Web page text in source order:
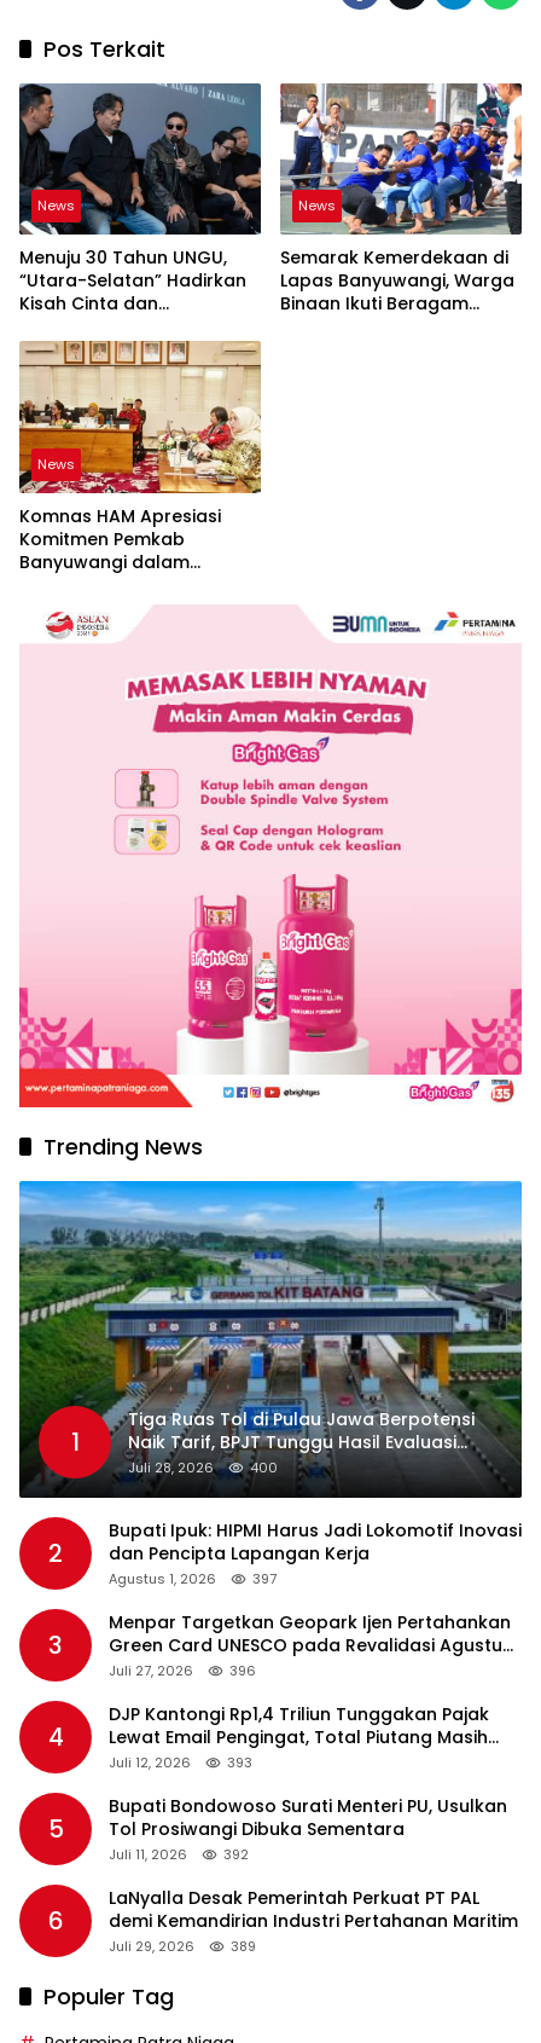
Pos Terkait
News
Menuju 30 Tahun UNGU,
“Utara-Selatan” Hadirkan
Kisah Cinta dan
News
Semarak Kemerdekaan di
Lapas Banyuwangi, Warga
Binaan Ikuti Beragam
News
Komnas HAM Apresiasi
Komitmen Pemkab
Banyuwangi dalam
Hak Asasi Manusia
Trending News
1
Tiga Ruas Tol di Pulau Jawa Berpotensi
Naik Tarif, BPJT Tunggu Hasil Evaluasi
Standar Pelayanan
Juli 28, 2026 400
2
Bupati Ipuk: HIPMI Harus Jadi Lokomotif Inovasi
dan Pencipta Lapangan Kerja
Agustus 1, 2026 397
3
Menpar Targetkan Geopark Ijen Pertahankan
Green Card UNESCO pada Revalidasi Agustus
2026
Juli 27, 2026 396
4
DJP Kantongi Rp1,4 Triliun Tunggakan Pajak
Lewat Email Pengingat, Total Piutang Masih
Rp36 Triliun
Juli 12, 2026 393
5
Bupati Bondowoso Surati Menteri PU, Usulkan
Tol Prosiwangi Dibuka Sementara
Juli 11, 2026 392
6
LaNyalla Desak Pemerintah Perkuat PT PAL
demi Kemandirian Industri Pertahanan Maritim
Juli 29, 2026 389
Populer Tag